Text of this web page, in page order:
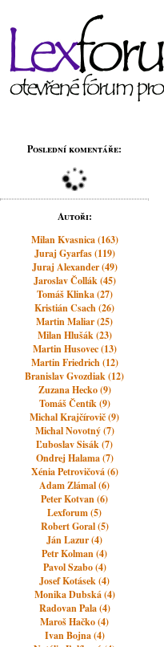
Poslední komentáře:
Autoři:
Milan Kvasnica (163)
Juraj Gyarfas (119)
Juraj Alexander (49)
Jaroslav Čollák (45)
Tomáš Klinka (27)
Kristián Csach (26)
Martin Maliar (25)
Milan Hlušák (23)
Martin Husovec (13)
Martin Friedrich (12)
Branislav Gvozdiak (12)
Zuzana Hecko (9)
Tomáš Čentík (9)
Michal Krajčírovič (9)
Michal Novotný (7)
Ľuboslav Sisák (7)
Ondrej Halama (7)
Xénia Petrovičová (6)
Adam Zlámal (6)
Peter Kotvan (6)
Lexforum (5)
Robert Goral (5)
Ján Lazur (4)
Petr Kolman (4)
Pavol Szabo (4)
Josef Kotásek (4)
Monika Dubská (4)
Radovan Pala (4)
Maroš Hačko (4)
Ivan Bojna (4)